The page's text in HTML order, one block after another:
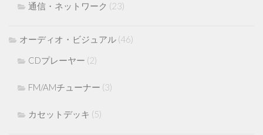
通信・ネットワーク (23)
オーディオ・ビジュアル (46)
CDプレーヤー (2)
FM/AMチューナー (3)
カセットデッキ (5)